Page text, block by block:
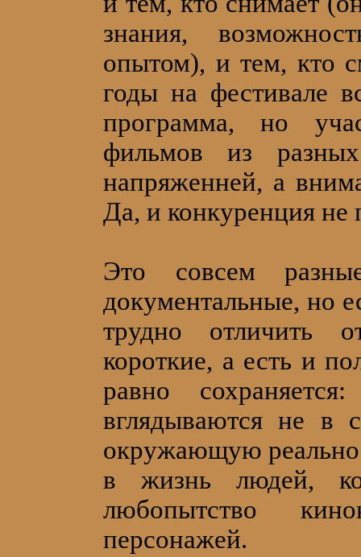
знания,
опытом), и тем, кто
годы на фестивале
программа, но
фильмов из
напряженней, а
Да, и конкуренция не
Это совсем
документальные, но
трудно отличить
короткие, а есть и
равно
вглядываются не в
окружающую
в жизнь людей,
любопытство
персонажей.